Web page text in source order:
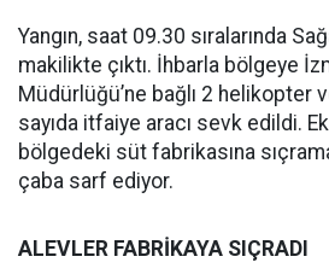
Yangın, saat 09.30 sıralarında
makilikte çıktı. İhbarla bölgeye
Müdürlüğü’ne bağlı 2 helikopter
sayıda itfaiye aracı sevk edildi.
bölgedeki süt fabrikasına
çaba sarf ediyor.
ALEVLER FABRİKAYA SIÇRADI